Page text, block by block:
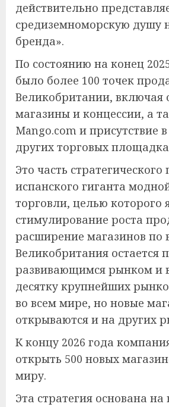
действительно
средиземноморскую душу
бренда».
По состоянию на конец
было более 100 точек
Великобритании, включая
магазины и концессии, а
Mango.com и присутствие
других торговых
Это часть стратегического
испанского гиганта
торговли, целью которого
стимулирование роста
расширение магазинов по
Великобритания остается
развивающимся рынком и
десятку крупнейших
во всем мире, но новые
открываются и на других
К концу 2026 года
открыть 500 новых
миру.
Эта стратегия основана на